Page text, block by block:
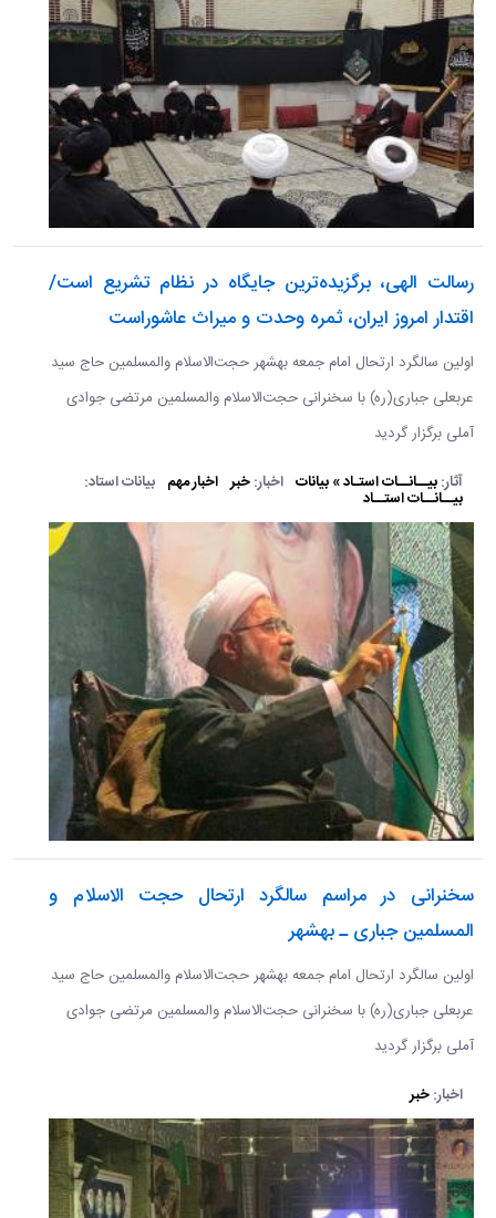
رسالت الهی، برگزیده‌ترین جایگاه در نظام تشریع است/
اقتدار امروز ایران، ثمره وحدت و میراث عاشوراست
اولین سالگرد ارتحال امام جمعه بهشهر حجت‌الاسلام والمسلمین حاج سید
عربعلی جباری(ره) با سخنرانی حجت‌الاسلام والمسلمین مرتضی جوادی
آملی برگزار گردید
آثار:بیــانــات استـاد » بیانات اخبار:خبر اخبار مهم بیانات استاد:
بیــانــات استــاد
سخنرانی در مراسم سالگرد ارتحال حجت الاسلام و
المسلمین جباری ـ بهشهر
اولین سالگرد ارتحال امام جمعه بهشهر حجت‌الاسلام والمسلمین حاج سید
عربعلی جباری(ره) با سخنرانی حجت‌الاسلام والمسلمین مرتضی جوادی
آملی برگزار گردید
اخبار:خبر